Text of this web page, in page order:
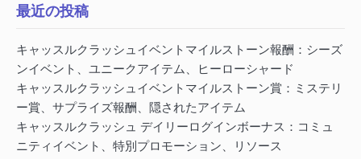
最近の投稿
キャッスルクラッシュイベントマイルストーン報酬：シーズ
ンイベント、ユニークアイテム、ヒーローシャード
キャッスルクラッシュイベントマイルストーン賞：ミステリ
ー賞、サプライズ報酬、隠されたアイテム
キャッスルクラッシュ デイリーログインボーナス：コミュ
ニティイベント、特別プロモーション、リソース